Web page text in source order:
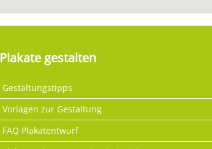
Plakate gestalten
Gestaltungstipps
Vorlagen zur Gestaltung
FAQ Plakatentwurf